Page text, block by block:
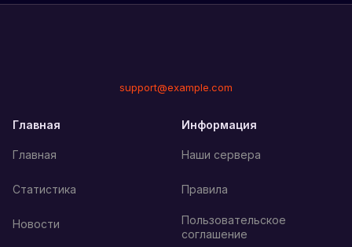
support@example.com
Главная
Главная
Статистика
Новости
Информация
Наши сервера
Правила
Пользовательское
соглашение